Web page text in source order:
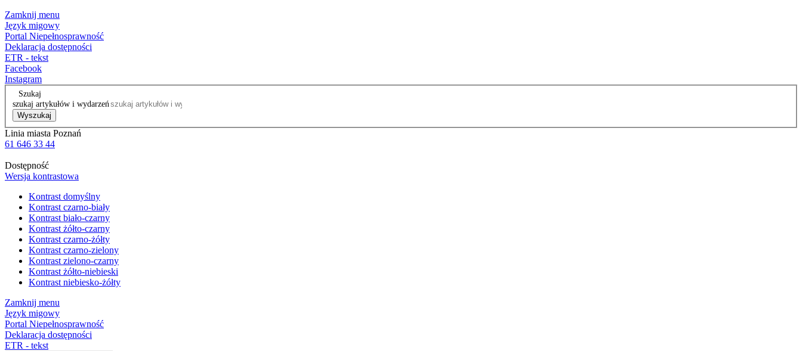
Zamknij menu
Język migowy
Portal Niepełnosprawność
Deklaracja dostępności
ETR - tekst
Facebook
Instagram
Szukaj
szukaj artykułów i wydarzeń
Wyszukaj
Linia miasta Poznań
61 646 33 44
Dostępność
Wersja kontrastowa
Kontrast domyślny
Kontrast czarno-biały
Kontrast biało-czarny
Kontrast żółto-czarny
Kontrast czarno-żółty
Kontrast czarno-zielony
Kontrast zielono-czarny
Kontrast żółto-niebieski
Kontrast niebiesko-żółty
Zamknij menu
Język migowy
Portal Niepełnosprawność
Deklaracja dostępności
ETR - tekst